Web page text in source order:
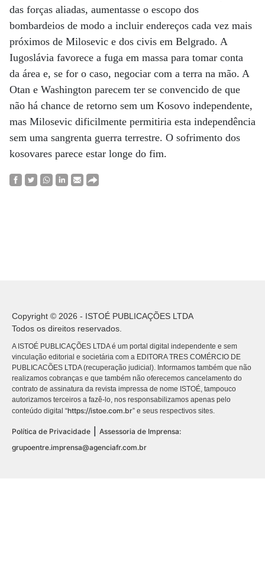
das forças aliadas, aumentasse o escopo dos
bombardeios de modo a incluir endereços cada vez mais
próximos de Milosevic e dos civis em Belgrado. A
Iugoslávia favorece a fuga em massa para tomar conta
da área e, se for o caso, negociar com a terra na mão. A
Otan e Washington parecem ter se convencido de que
não há chance de retorno sem um Kosovo independente,
mas Milosevic dificilmente permitiria esta independência
sem uma sangrenta guerra terrestre. O sofrimento dos
kosovares parece estar longe do fim.
Copyright © 2026 - ISTOÉ PUBLICAÇÕES LTDA
Todos os direitos reservados.
A ISTOÉ PUBLICAÇÕES LTDA é um portal digital independente e sem
vinculação editorial e societária com a EDITORA TRES COMÉRCIO DE
PUBLICACÕES LTDA (recuperação judicial). Informamos também que não
realizamos cobranças e que também não oferecemos cancelamento do
contrato de assinatura da revista impressa de nome ISTOÉ, tampouco
autorizamos terceiros a fazê-lo, nos responsabilizamos apenas pelo
conteúdo digital “https://istoe.com.br” e seus respectivos sites.
Política de Privacidade
Assessoria de Imprensa:
grupoentre.imprensa@agenciafr.com.br